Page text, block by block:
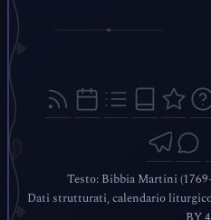
Testo: Bibbia Martini
Dati strutturati, calendario